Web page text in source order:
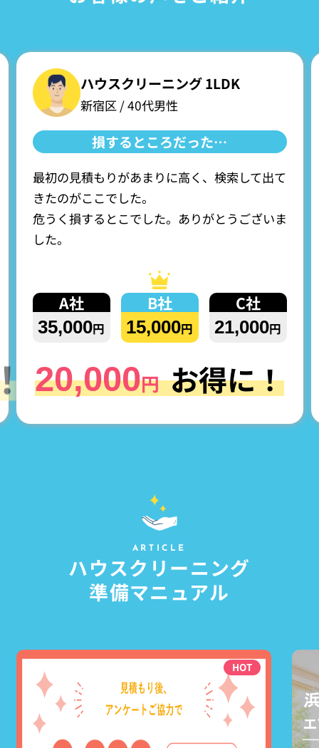
ハウスクリーニング 1LDK
新宿区 / 40代男性
損するところだった…
最初の見積もりがあまりに高く、検索して出て
きたのがここでした。
危うく損するとこでした。ありがとうございま
した。
A社
35,000円
B社
15,000円
C社
21,000円
20,000円 お得に！
ARTICLE
ハウスクリーニング
準備マニュアル
HOT